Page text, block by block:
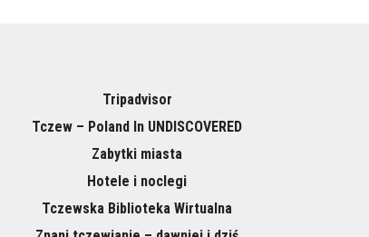
Tripadvisor
Tczew – Poland In UNDISCOVERED
Zabytki miasta
Hotele i noclegi
Tczewska Biblioteka Wirtualna